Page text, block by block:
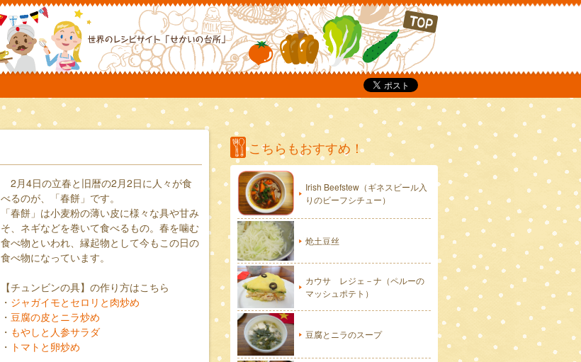
TOP
2月4日の立春と旧暦の2月2日に人々が食
べるのが、「春餅」です。
「春餅」は小麦粉の薄い皮に様々な具や甘み
そ、ネギなどを巻いて食べるもの。春を噛む
食べ物といわれ、縁起物として今もこの日の
食べ物になっています。
【チュンビンの具】の作り方はこちら
・ ジャガイモとセロリと肉炒め
・豆腐の皮とニラ炒め
・ もやしと人参サラダ
・ トマトと卵炒め
こちらもおすすめ！
Irish Beefstew（ギネスビール入
りのビーフシチュー）
炝土豆丝
カウサ レジェ－ナ（ペルーの
マッシュポテト）
豆腐とニラのスープ